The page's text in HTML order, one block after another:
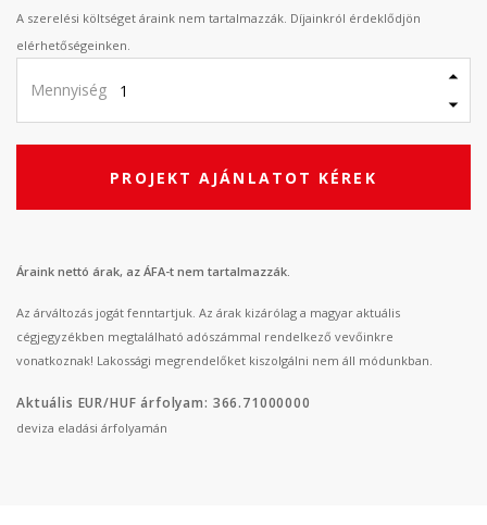
A szerelési költséget áraink nem tartalmazzák. Díjainkról érdeklődjön
elérhetőségeinken.
Mennyiség
PROJEKT AJÁNLATOT KÉREK
Áraink nettó árak, az ÁFA-t nem tartalmazzák.
Az árváltozás jogát fenntartjuk. Az árak kizárólag a magyar aktuális
cégjegyzékben megtalálható adószámmal rendelkező vevőinkre
vonatkoznak! Lakossági megrendelőket kiszolgálni nem áll módunkban.
Aktuális EUR/HUF árfolyam: 366.71000000
deviza eladási árfolyamán